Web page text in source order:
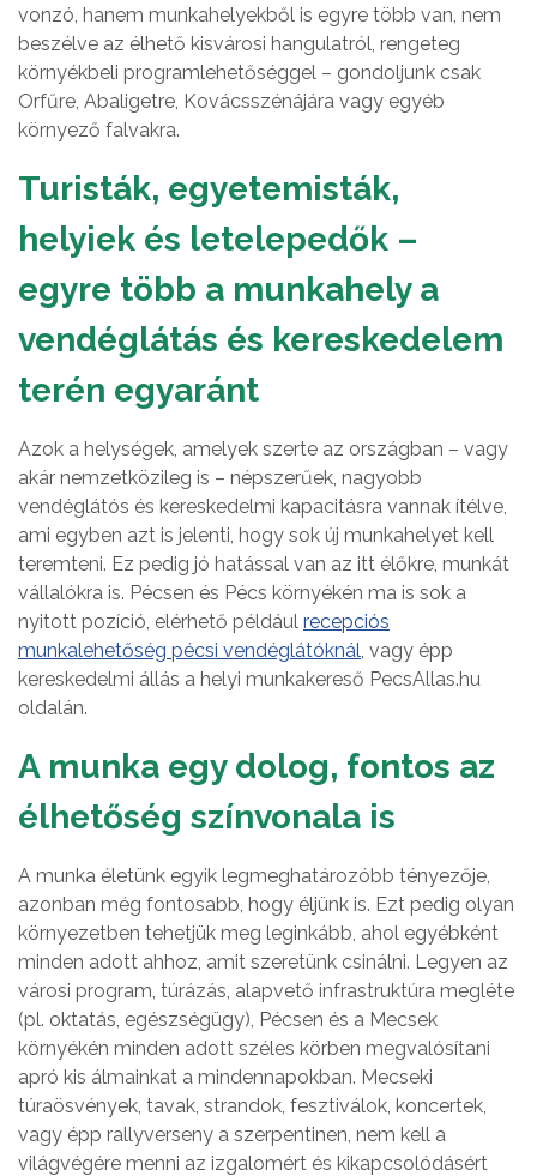
vonzó, hanem munkahelyekből is egyre több van, nem
beszélve az élhető kisvárosi hangulatról, rengeteg
környékbeli programlehetőséggel – gondoljunk csak
Orfűre, Abaligetre, Kovácsszénájára vagy egyéb
környező falvakra.
Turisták, egyetemisták,
helyiek és letelepedők –
egyre több a munkahely a
vendéglátás és kereskedelem
terén egyaránt
Azok a helységek, amelyek szerte az országban – vagy
akár nemzetközileg is – népszerűek, nagyobb
vendéglátós és kereskedelmi kapacitásra vannak ítélve,
ami egyben azt is jelenti, hogy sok új munkahelyet kell
teremteni. Ez pedig jó hatással van az itt élőkre, munkát
vállalókra is. Pécsen és Pécs környékén ma is sok a
nyitott pozíció, elérhető például recepciós
munkalehetőség pécsi vendéglátóknál, vagy épp
kereskedelmi állás a helyi munkakereső PecsAllas.hu
oldalán.
A munka egy dolog, fontos az
élhetőség színvonala is
A munka életünk egyik legmeghatározóbb tényezője,
azonban még fontosabb, hogy éljünk is. Ezt pedig olyan
környezetben tehetjük meg leginkább, ahol egyébként
minden adott ahhoz, amit szeretünk csinálni. Legyen az
városi program, túrázás, alapvető infrastruktúra megléte
(pl. oktatás, egészségügy), Pécsen és a Mecsek
környékén minden adott széles körben megvalósítani
apró kis álmainkat a mindennapokban. Mecseki
túraösvények, tavak, strandok, fesztiválok, koncertek,
vagy épp rallyverseny a szerpentinen, nem kell a
világvégére menni az izgalomért és kikapcsolódásért